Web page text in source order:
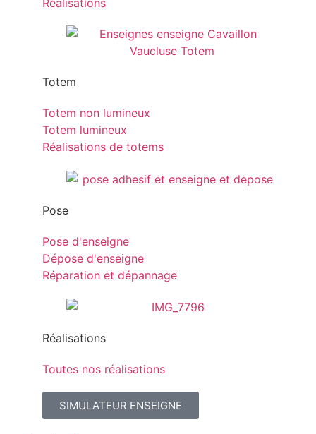
Totem
Totem non lumineux
Totem lumineux
Réalisations de totems
Pose
Pose d'enseigne
Dépose d'enseigne
Réparation et dépannage
Réalisations
Toutes nos réalisations
SIMULATEUR ENSEIGNE